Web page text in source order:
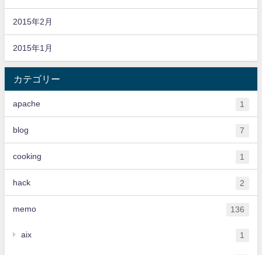
2015年2月
2015年1月
カテゴリー
apache 1
blog 7
cooking 1
hack 2
memo 136
aix 1